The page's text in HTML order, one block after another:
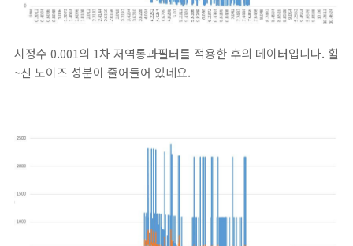
시정수 0.001의 1차 저역통과필터를 적용한 후의 데이터입니다. 휠
~신 노이즈 성분이 줄어들어 있네요.